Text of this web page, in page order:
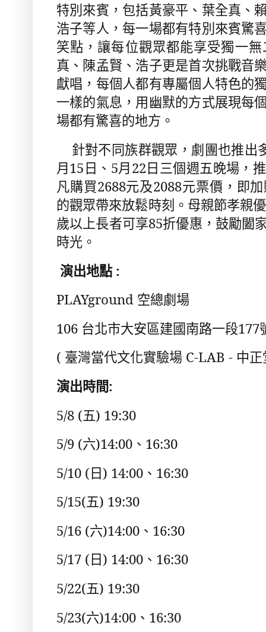
特別來賓，包括黃豪平、葉全真、
浩子等人，每一場都有特別來賓驚
笑點，讓每位觀眾都能享受獨一
真、陳孟賢、浩子更是首次挑戰音
獻唱，每個人都有專屬個人特色的
一樣的氣息，用幽默的方式展現每
場都有驚喜的地方。
針對不同族群觀眾，劇團也推出
月15日、 5月22日三個週五晚場，
凡購買2688元及2088元票價，即
的觀眾帶來放鬆時刻。母親節孝親
歲以上長者可享85折優惠，鼓勵闔
時光。
演出地點:
PLAYground 空總劇場
106 台北市大安區建國南路一段177
( 臺灣當代文化實驗場 C-LAB - 中
演出時間:
5/8 (五) 19:30
5/9 (六)14:00 、 16:30
5/10 (日) 14:00 、 16:30
5/15(五) 19:30
5/16 (六)14:00 、 16:30
5/17 (日) 14:00 、 16:30
5/22(五) 19:30
5/23(六)14:00 、 16:30